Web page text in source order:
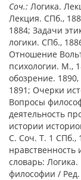
Соч.: Логика.
Лекция. СПб.,
1884; Задачи
логики. СПб.,
Отношение
психологии. М.,
обозрение.
1891; Очерки
Вопросы
деятельность
истории
С. Соч. Т. 1 СПб.,
нравственность
словарь:
философии /